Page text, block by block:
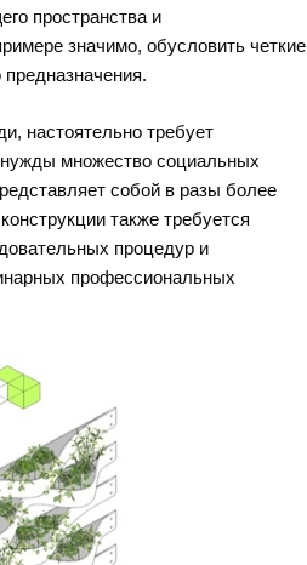
пространства и
значимо, обусловить четкие
настоятельно требует
множество социальных
собой в разы более
также требуется
процедур и
профессиональных